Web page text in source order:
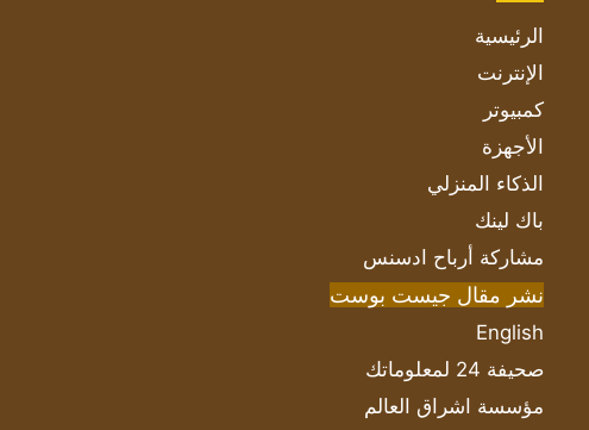
الرئيسية
الإنترنت
كمبيوتر
الأجهزة
الذكاء المنزلي
باك لينك
مشاركة أرباح ادسنس
نشر مقال جيست بوست
English
صحيفة 24 لمعلوماتك
مؤسسة اشراق العالم